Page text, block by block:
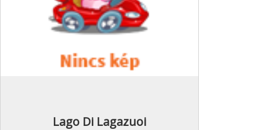
Lago Di Lagazuoi